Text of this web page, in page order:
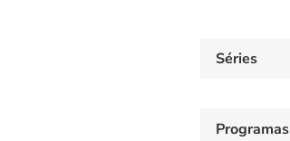
Séries
Programas